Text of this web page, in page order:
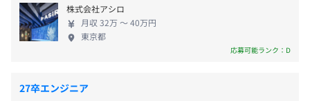
株式会社アシロ
月収 32万 〜 40万円
東京都
応募可能ランク：D
27卒エンジニア